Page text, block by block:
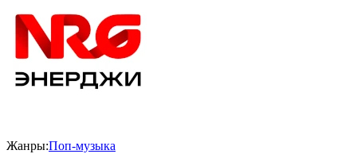
Жанры:Поп-музыка